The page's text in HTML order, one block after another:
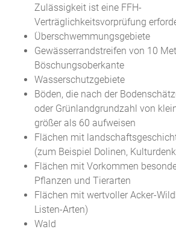
Zulässigkeit ist eine FFH-
Verträglichkeitsvorprüfung
Überschwemmungsgebiete
Gewässerrandstreifen von 10
Böschungsoberkante
Wasserschutzgebiete
Böden, die nach der
oder Grünlandgrundzahl von
größer als 60 aufweisen
Flächen mit
(zum Beispiel Dolinen,
Flächen mit Vorkommen
Pflanzen und Tierarten
Flächen mit wertvoller Acker-
Listen-Arten)
Wald